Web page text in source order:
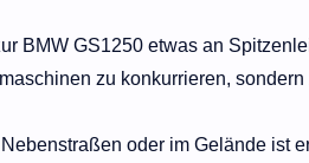
BMW GS1250 etwas an
zu konkurrieren,
oder im Gelände ist